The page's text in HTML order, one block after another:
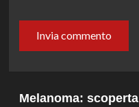
Melanoma: